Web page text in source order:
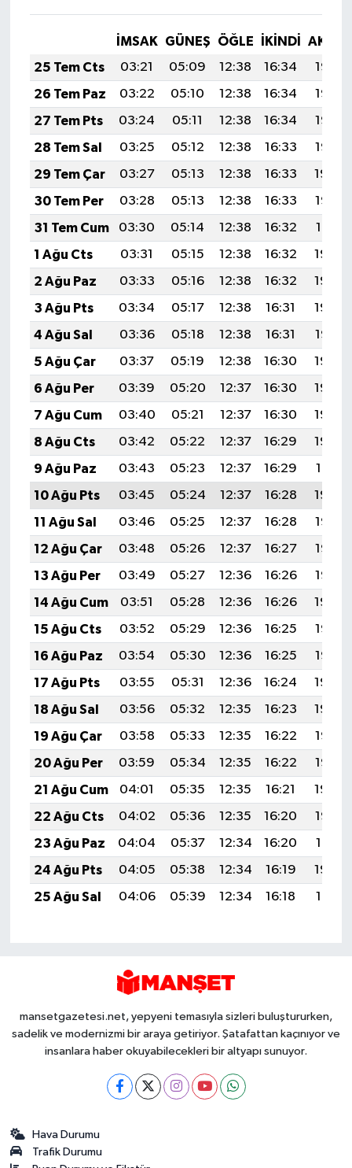
İMSAK GÜNEŞ ÖĞLE İKINDI
25 Tem Cts
03:21 05:09 12:38 16:34
19:57
26 Tem Paz
03:22 05:10 12:38 16:34
19:56
27 Tem Pts
03:24 05:11 12:38 16:34
19:55
28 Tem Sal
03:25 05:12 12:38 16:33
19:55
29 Tem Çar
03:27 05:13 12:38 16:33
19:54
30 Tem Per
03:28 05:13 12:38 16:33
19:53
31 Tem Cum
03:30 05:14 12:38 16:32
19:51
1 Ağu Cts
03:31 05:15 12:38 16:32
19:50
2 Ağu Paz
03:33 05:16 12:38 16:32
19:49
3 Ağu Pts
03:34 05:17 12:38 16:31
19:48
4 Ağu Sal
03:36 05:18 12:38 16:31
19:47
5 Ağu Çar
03:37 05:19 12:38 16:30
19:46
6 Ağu Per
03:39 05:20 12:37 16:30
19:45
7 Ağu Cum
03:40 05:21 12:37 16:30
19:44
8 Ağu Cts
03:42 05:22 12:37 16:29
19:42
9 Ağu Paz
03:43 05:23 12:37 16:29
19:41
10 Ağu Pts
03:45 05:24 12:37 16:28
19:40
11 Ağu Sal
03:46 05:25 12:37 16:28
19:38
12 Ağu Çar
03:48 05:26 12:37 16:27
19:37
13 Ağu Per
03:49 05:27 12:36 16:26
19:36
14 Ağu Cum
03:51 05:28 12:36 16:26
19:34
15 Ağu Cts
03:52 05:29 12:36 16:25
19:33
16 Ağu Paz
03:54 05:30 12:36 16:25
19:32
17 Ağu Pts
03:55 05:31 12:36 16:24
19:30
18 Ağu Sal
03:56 05:32 12:35 16:23
19:29
19 Ağu Çar
03:58 05:33 12:35 16:22
19:27
20 Ağu Per
03:59 05:34 12:35 16:22
19:26
21 Ağu Cum
04:01 05:35 12:35 16:21
19:24
22 Ağu Cts
04:02 05:36 12:35 16:20
19:23
23 Ağu Paz
04:04 05:37 12:34 16:20
19:21
24 Ağu Pts
04:05 05:38 12:34 16:19
19:20
25 Ağu Sal
04:06 05:39 12:34 16:18 19:18
mansetgazetesi.net, yepyeni temasıyla sizleri buluştururken,
sadelik ve modernizmi bir araya getiriyor. Şatafattan kaçınıyor ve
insanlara haber okuyabilecekleri bir altyapı sunuyor.
Hava Durumu
Trafik Durumu